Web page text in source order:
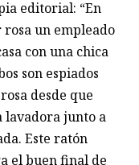
editorial: “En
un empleado
con una chica
son espiados
desde que
lavadora junto a
Este ratón
el buen final de